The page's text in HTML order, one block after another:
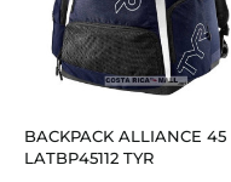
BACKPACK ALLIANCE 45
LATBP45112 TYR